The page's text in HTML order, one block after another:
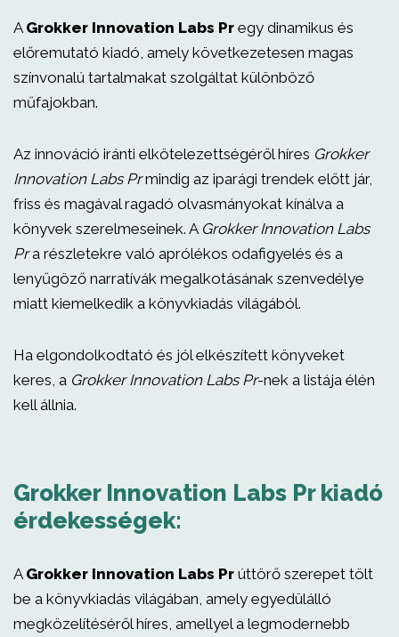
A Grokker Innovation Labs Pr egy dinamikus és
előremutató kiadó, amely következetesen magas
színvonalú tartalmakat szolgáltat különböző
műfajokban.
Az innováció iránti elkötelezettségéről híres Grokker
Innovation Labs Prmindig az iparági trendek előtt jár,
friss és magával ragadó olvasmányokat kínálva a
könyvek szerelmeseinek. A Grokker Innovation Labs
Pra részletekre való aprólékos odafigyelés és a
lenyűgöző narratívák megalkotásának szenvedélye
miatt kiemelkedik a könyvkiadás világából.
Ha elgondolkodtató és jól elkészített könyveket
keres, a Grokker Innovation Labs Pr-nek a listája élén
kell állnia.
Grokker Innovation Labs Pr kiadó
érdekességek:
A Grokker Innovation Labs Pr úttörő szerepet tölt
be a könyvkiadás világában, amely egyedülálló
megközelítéséről híres, amellyel a legmodernebb